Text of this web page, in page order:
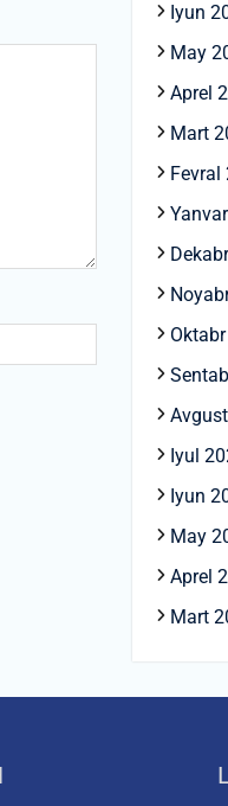
Iyun
May
Aprel
Mart
Fevral
Iyul
Iyun
May
Aprel
Mart